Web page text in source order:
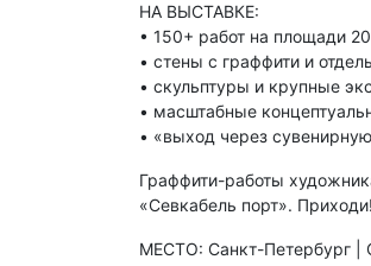
НА ВЫСТАВКЕ:
• 150+ работ на площади
• стены с граффити и
• скульптуры и крупные
• масштабные
• «выход через
Граффити-работы
«Севкабель порт». Приходи!
МЕСТО: Санкт-Петербург |